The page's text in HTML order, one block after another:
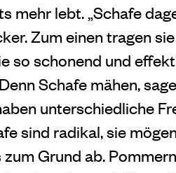
mehr lebt. „Schafe
Zum einen tragen
so schonend und
Schafe mähen,
unterschiedliche
sind radikal, sie
Grund ab.